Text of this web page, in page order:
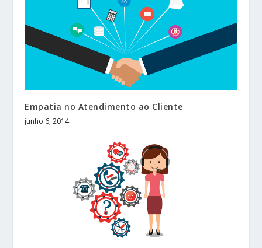
Empatia no Atendimento ao Cliente
junho 6, 2014